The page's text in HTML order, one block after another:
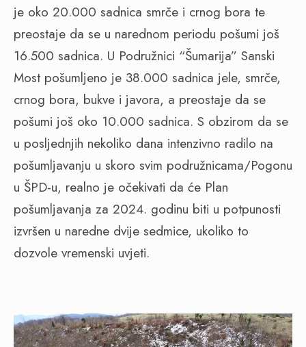
je oko 20.000 sadnica smrče i crnog bora te
preostaje da se u narednom periodu pošumi još
16.500 sadnica. U Podružnici “Šumarija” Sanski
Most pošumljeno je 38.000 sadnica jele, smrče,
crnog bora, bukve i javora, a preostaje da se
pošumi još oko 10.000 sadnica. S obzirom da se
u posljednjih nekoliko dana intenzivno radilo na
pošumljavanju u skoro svim podružnicama/Pogonu
u ŠPD-u, realno je očekivati da će Plan
pošumljavanja za 2024. godinu biti u potpunosti
izvršen u naredne dvije sedmice, ukoliko to
dozvole vremenski uvjeti.